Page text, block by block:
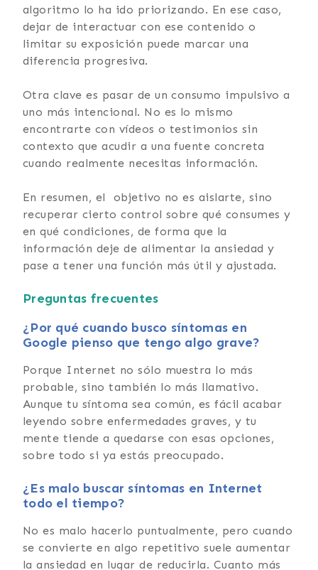
algoritmo lo ha ido priorizando. En ese caso,
dejar de interactuar con ese contenido o
limitar su exposición puede marcar una
diferencia progresiva.
Otra clave es pasar de un consumo impulsivo a
uno más intencional. No es lo mismo
encontrarte con vídeos o testimonios sin
contexto que acudir a una fuente concreta
cuando realmente necesitas información.
En resumen, el objetivo no es aislarte, sino
recuperar cierto control sobre qué consumes y
en qué condiciones, de forma que la
información deje de alimentar la ansiedad y
pase a tener una función más útil y ajustada.
Preguntas frecuentes
¿Por qué cuando busco síntomas en
Google pienso que tengo algo grave?
Porque Internet no sólo muestra lo más
probable, sino también lo más llamativo.
Aunque tu síntoma sea común, es fácil acabar
leyendo sobre enfermedades graves, y tu
mente tiende a quedarse con esas opciones,
sobre todo si ya estás preocupado.
¿Es malo buscar síntomas en Internet
todo el tiempo?
No es malo hacerlo puntualmente, pero cuando
se convierte en algo repetitivo suele aumentar
la ansiedad en lugar de reducirla. Cuanto más